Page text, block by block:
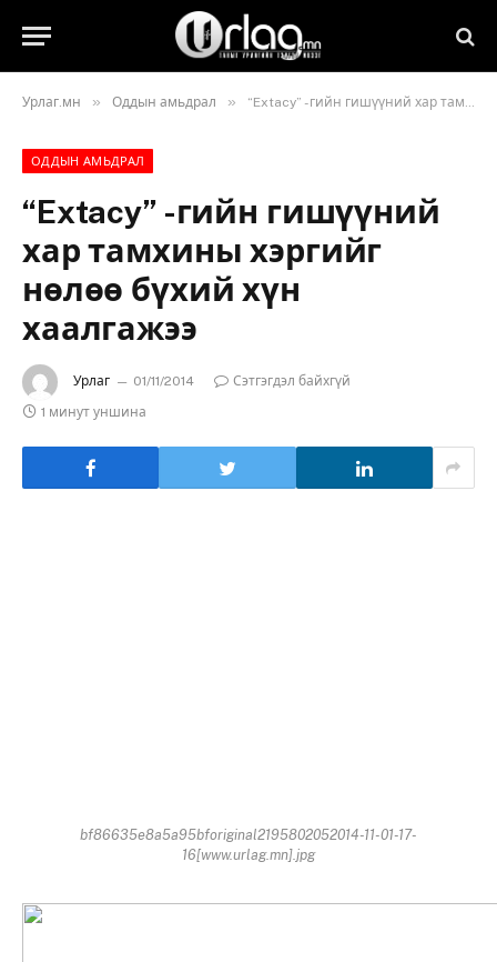
Урлаг.мн » Оддын амьдрал » “Extacy” -гийн гишүүний хар тамхины хэргийг нөлөө бүхий хүн хаалгажээ
ОДДЫН АМЬДРАЛ
“Extacy” -гийн гишүүний
хар тамхины хэргийг
нөлөө бүхий хүн
хаалгажээ
Урлаг 01/11/2014
Сэтгэгдэл байхгүй
1 минут уншина
bf86635e8a5a95bforiginal2195802052014-11-01-17-
16[www.urlag.mn].jpg